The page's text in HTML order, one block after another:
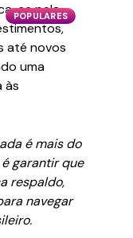
POPULARES
se pela
até novos
uma
às
é mais do
garantir que
respaldo,
navegar